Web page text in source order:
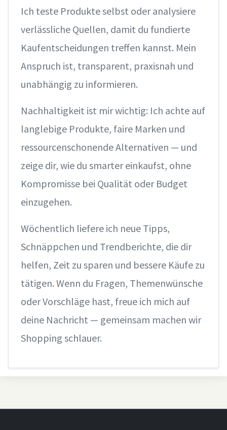
Ich teste Produkte selbst oder analysiere
verlässliche Quellen, damit du fundierte
Kaufentscheidungen treffen kannst. Mein
Anspruch ist, transparent, praxisnah und
unabhängig zu informieren.
Nachhaltigkeit ist mir wichtig: Ich achte auf
langlebige Produkte, faire Marken und
ressourcenschonende Alternativen — und
zeige dir, wie du smarter einkaufst, ohne
Kompromisse bei Qualität oder Budget
einzugehen.
Wöchentlich liefere ich neue Tipps,
Schnäppchen und Trendberichte, die dir
helfen, Zeit zu sparen und bessere Käufe zu
tätigen. Wenn du Fragen, Themenwünsche
oder Vorschläge hast, freue ich mich auf
deine Nachricht — gemeinsam machen wir
Shopping schlauer.